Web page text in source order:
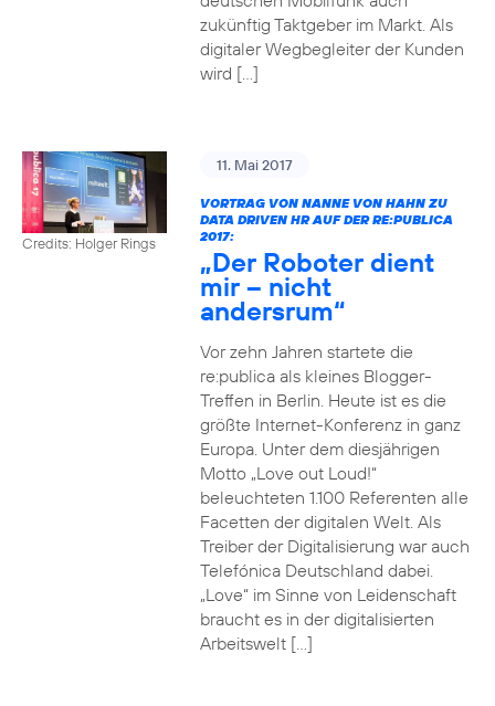
zukünftig Taktgeber im Markt. Als
digitaler Wegbegleiter der Kunden
wird […]
Credits: Holger Rings
11. Mai 2017
VORTRAG VON NANNE VON HAHN ZU
DATA DRIVEN HR AUF DER RE:PUBLICA
2017:
„Der Roboter dient
mir – nicht
andersrum“
Vor zehn Jahren startete die
re:publica als kleines Blogger-
Treffen in Berlin. Heute ist es die
größte Internet-Konferenz in ganz
Europa. Unter dem diesjährigen
Motto „Love out Loud!“
beleuchteten 1.100 Referenten alle
Facetten der digitalen Welt. Als
Treiber der Digitalisierung war auch
Telefónica Deutschland dabei.
„Love“ im Sinne von Leidenschaft
braucht es in der digitalisierten
Arbeitswelt […]